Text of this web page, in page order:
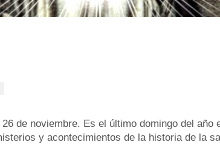
de noviembre. Es el último domingo del año
y acontecimientos de la historia de la